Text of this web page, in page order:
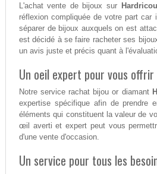
L'achat vente de bijoux sur
réflexion compliquée de votre part
séparer de bijoux auxquels on est
est décidé à se faire racheter ses
un avis juste et précis quant à
Un oeil expert pour vous
Notre service rachat bijou or diamant
expertise spécifique afin de prendre
éléments qui constituent la valeur de
œil averti et expert peut vous
d'une vente d'occasion.
Un service pour tous les